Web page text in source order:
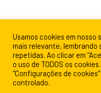
Usamos cookies em
mais relevante, lembrando
repetidas. Ao clicar em
o uso de TODOS os
"Configurações de
controlado.